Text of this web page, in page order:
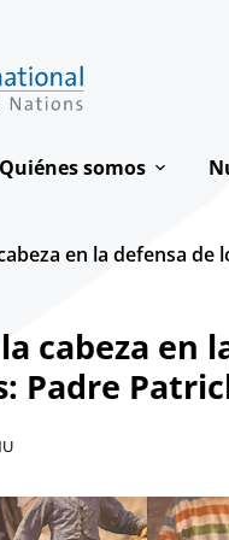
Quiénes somos
Cómo trabajamos
Nuestro Equipo
en la defensa de
cabeza en
Padre